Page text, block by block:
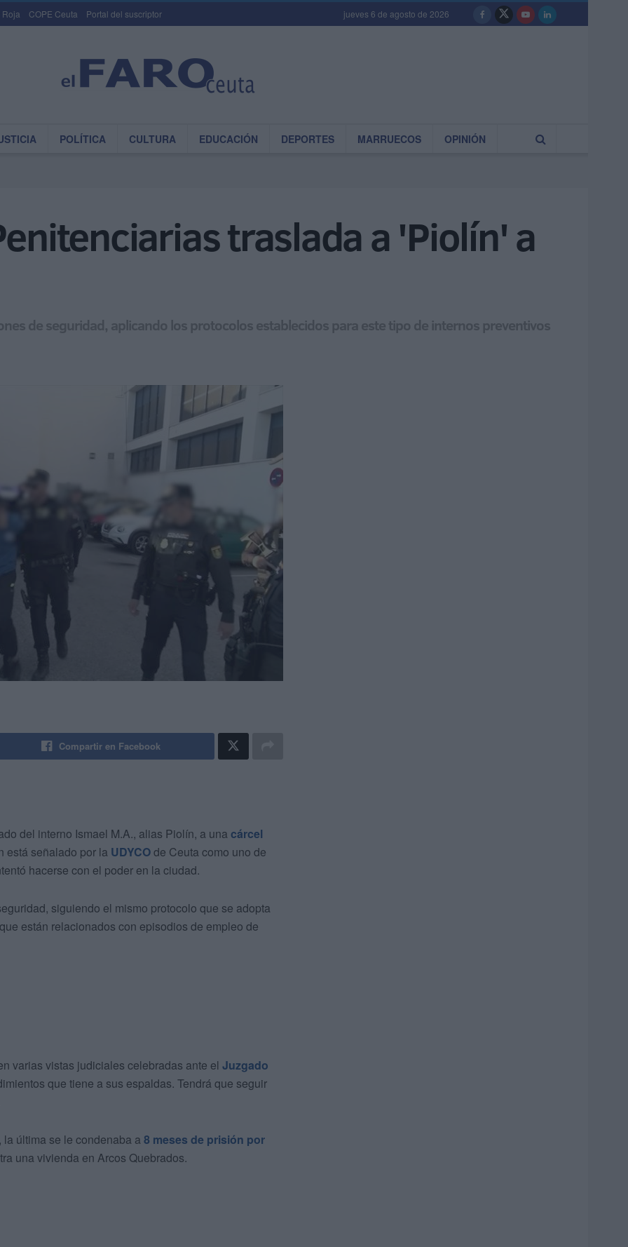
Roja COPE Ceuta Portal del suscriptor jueves 6 de agosto de 2026
POLÍTICA CULTURA EDUCACIÓN DEPORTES MARRUECOS OPINIÓN
traslada a 'Piolín' a
de seguridad, aplicando los protocolos establecidos para este tipo de internos preventivos
Compartir en Facebook
del interno Ismael M.A., alias Piolín, a una cárcel
está señalado por la UDYCOde Ceuta como uno de
hacerse con el poder en la ciudad.
siguiendo el mismo protocolo que se adopta
están relacionados con episodios de empleo de
varias vistas judiciales celebradas ante el Juzgado
que tiene a sus espaldas. Tendrá que seguir
última se le condenaba a 8 meses de prisión por
una vivienda en Arcos Quebrados.